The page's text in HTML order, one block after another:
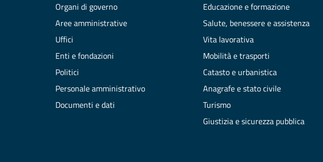
Organi di governo
Aree amministrative
Uffici
Enti e fondazioni
Politici
Personale amministrativo
Documenti e dati
Educazione e formazione
Salute, benessere e assistenza
Vita lavorativa
Mobilità e trasporti
Catasto e urbanistica
Anagrafe e stato civile
Turismo
Giustizia e sicurezza pubblica